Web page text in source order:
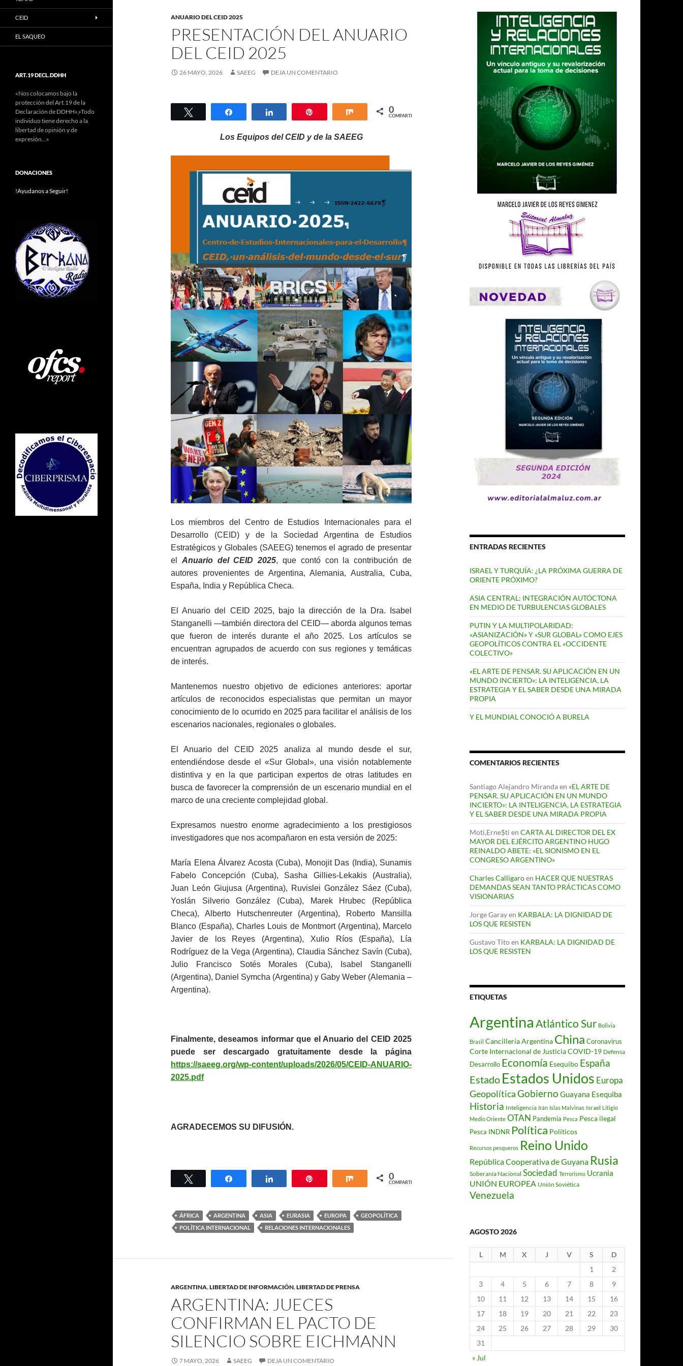
ANUARIO DEL CEID 2025
PRESENTACIÓN DEL ANUARIO
DEL CEID 2025
26 MAYO, 2026 SAEEG DEJA UN COMENTARIO
Twittear Compartir Compartir Compartir
0
COMPARTIR
Los Equipos del CEID y de la SAEEG
Los miembros del Centro de Estudios Internacionales para el
Desarrollo (CEID) y de la Sociedad Argentina de Estudios
Estratégicos y Globales (SAEEG) tenemos el agrado de presentar
el Anuario del CEID 2025, que contó con la contribución de
autores provenientes de Argentina, Alemania, Australia, Cuba,
España, India y República Checa.
El Anuario del CEID 2025, bajo la dirección de la Dra. Isabel
Stanganelli ―también directora del CEID― aborda algunos temas
que fueron de interés durante el año 2025. Los artículos se
encuentran agrupados de acuerdo con sus regiones y temáticas
de interés.
Mantenemos nuestro objetivo de ediciones anteriores: aportar
artículos de reconocidos especialistas que permitan un mayor
conocimiento de lo ocurrido en 2025 para facilitar el análisis de los
escenarios nacionales, regionales o globales.
El Anuario del CEID 2025 analiza al mundo desde el sur,
entendiéndose desde el «Sur Global», una visión notablemente
distintiva y en la que participan expertos de otras latitudes en
busca de favorecer la comprensión de un escenario mundial en el
marco de una creciente complejidad global.
Expresamos nuestro enorme agradecimiento a los prestigiosos
investigadores que nos acompañaron en esta versión de 2025:
María Elena Álvarez Acosta (Cuba), Monojit Das (India), Sunamis
Fabelo Concepción (Cuba), Sasha Gillies-Lekakis (Australia),
Juan León Giujusa (Argentina), Ruvislei González Sáez (Cuba),
Yoslán Silverio González (Cuba), Marek Hrubec (República
Checa), Alberto Hutschenreuter (Argentina), Roberto Mansilla
Blanco (España), Charles Louis de Montmort (Argentina), Marcelo
Javier de los Reyes (Argentina), Xulio Ríos (España), Lía
Rodríguez de la Vega (Argentina), Claudia Sánchez Savín (Cuba),
Julio Francisco Sotés Morales (Cuba), Isabel Stanganelli
(Argentina), Daniel Symcha (Argentina) y Gaby Weber (Alemania –
Argentina).
Finalmente, deseamos informar que el Anuario del CEID 2025
puede ser descargado gratuitamente desde la página
https://saeeg.org/wp-content/uploads/2026/05/CEID-ANUARIO-
2025.pdf
AGRADECEMOS SU DIFUSIÓN.
Twittear Compartir Compartir Compartir
0
COMPARTIR
ÁFRICA ARGENTINA ASIA EURASIA EUROPA
GEOPOLÍTICA
POLÍTICA INTERNACIONAL
RELACIONES INTERNACIONALES
ARGENTINA,LIBERTAD DE INFORMACIÓN,LIBERTAD DE PRENSA
ARGENTINA: JUECES
CONFIRMAN EL PACTO DE
SILENCIO SOBRE EICHMANN
7 MAYO, 2026 SAEEG DEJA UN COMENTARIO
ENTRADAS RECIENTES
ISRAEL Y TURQUÍA: ¿LA PRÓXIMA GUERRA DE
ORIENTE PRÓXIMO?
ASIA CENTRAL: INTEGRACIÓN AUTÓCTONA
EN MEDIO DE TURBULENCIAS GLOBALES
PUTIN Y LA MULTIPOLARIDAD:
«ASIANIZACIÓN» Y «SUR GLOBAL» COMO EJES
GEOPOLÍTICOS CONTRA EL «OCCIDENTE
COLECTIVO»
«EL ARTE DE PENSAR. SU APLICACIÓN EN UN
MUNDO INCIERTO»: LA INTELIGENCIA, LA
ESTRATEGIA Y EL SABER DESDE UNA MIRADA
PROPIA
Y EL MUNDIAL CONOCIÓ A BURELA
COMENTARIOS RECIENTES
Santiago Alejandro Mirandaen «EL ARTE DE
PENSAR. SU APLICACIÓN EN UN MUNDO
INCIERTO»: LA INTELIGENCIA, LA ESTRATEGIA
Y EL SABER DESDE UNA MIRADA PROPIA
Moti,Erne$ti en CARTA AL DIRECTOR DEL EX
MAYOR DEL EJÉRCITO ARGENTINO HUGO
REINALDO ABETE: «EL SIONISMO EN EL
CONGRESO ARGENTINO»
Charles Calligaroen HACER QUE NUESTRAS
DEMANDAS SEAN TANTO PRÁCTICAS COMO
VISIONARIAS
Jorge Garayen KARBALA: LA DIGNIDAD DE
LOS QUE RESISTEN
Gustavo Titoen KARBALA: LA DIGNIDAD DE
LOS QUE RESISTEN
ETIQUETAS
Argentina Atlántico Sur Bolivia
Brasil Cancillería Argentina China Coronavirus
Corte Internacional de JusticiaCOVID-19 Defensa
Desarrollo Economía Esequibo España
Estado Estados Unidos Europa
GeopolíticaGobierno Guayana Esequiba
Historia Inteligencia Irán Islas Malvinas Israel Litigio
Medio Oriente OTAN Pandemia Pesca Pesca ilegal
Pesca INDNR Política Políticos
Recursos pesqueros Reino Unido
República Cooperativa de Guyana Rusia
Soberanía Nacional Sociedad Terrorismo Ucrania
UNIÓN EUROPEA Unión Soviética
Venezuela
AGOSTO 2026
L M X J V S
D
1
2
3
4 5 6 7 8
9
10
11 12 13 14 15
16
17
18 19 20 21 22
23
24
25 26 27 28 29
30
31
« Jul
CEID
EL SAQUEO
ART.19 DECL.DDHH
«Nos colocamos bajo la
protección del Art.19 de la
Declaración de DDHH»,»Todo
individuo tiene derecho a la
libertad de opinión y de
expresión…»
DONACIONES
!Ayudanos a Seguir!